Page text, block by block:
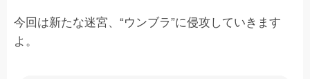
今回は新たな迷宮、“ウンブラ”に侵攻していきます
よ。